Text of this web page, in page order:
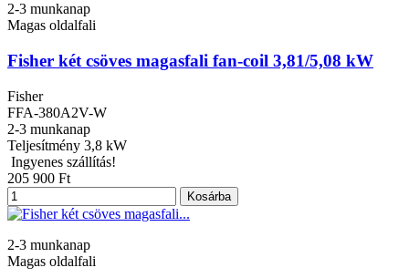
2-3 munkanap
Magas oldalfali
Fisher két csöves magasfali fan-coil 3,81/5,08 kW
Fisher
FFA-380A2V-W
2-3 munkanap
Teljesítmény 3,8 kW
Ingyenes szállítás!
205 900 Ft
Kosárba
2-3 munkanap
Magas oldalfali